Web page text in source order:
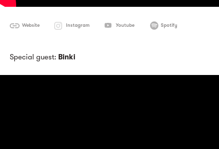
Website Instagram Youtube Spotify
Special guest: Binki